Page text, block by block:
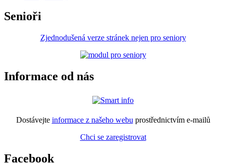
Senioři
Zjednodušená verze stránek nejen pro seniory
Informace od nás
Dostávejte informace z našeho webu prostřednictvím e-mailů
Chci se zaregistrovat
Facebook